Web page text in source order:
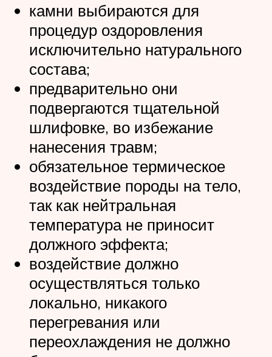
камни выбираются для
процедур оздоровления
исключительно натурального
состава;
предварительно они
подвергаются тщательной
шлифовке, во избежание
нанесения травм;
обязательное термическое
воздействие породы на тело,
так как нейтральная
температура не приносит
должного эффекта;
воздействие должно
осуществляться только
локально, никакого
перегревания или
переохлаждения не должно